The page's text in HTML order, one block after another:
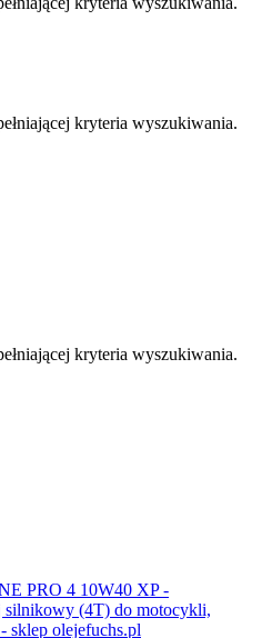
kryteria wyszukiwania.
kryteria wyszukiwania.